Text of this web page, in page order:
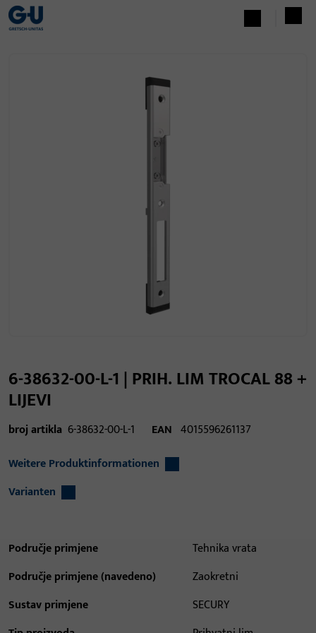
6-38632-00-L-1 | PRIH. LIM TROCAL 88 +
LIJEVI
broj artikla 6-38632-00-L-1 EAN 4015596261137
Weitere Produktinformationen
Varianten
Područje primjene
Tehnika vrata
Područje primjene (navedeno)
Zaokretni
Sustav primjene
SECURY